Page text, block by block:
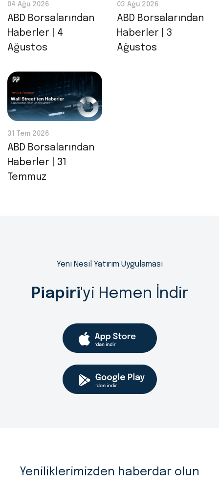
04 Ağu 2026
ABD Borsalarından
Haberler | 4
Ağustos
03 Ağu 2026
ABD Borsalarından
Haberler | 3
Ağustos
31 Tem 2026
ABD Borsalarından
Haberler | 31
Temmuz
Yeni Nesil Yatırım Uygulaması
Piapiri'yi Hemen İndir
Yeniliklerimizden haberdar olun